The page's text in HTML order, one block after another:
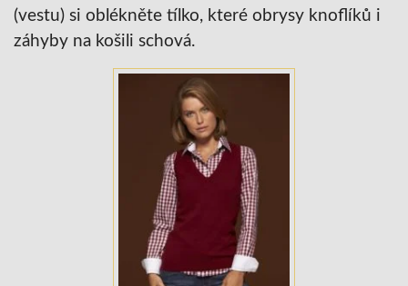
(vestu) si oblékněte tílko, které obrysy knoflíků i
záhyby na košili schová.